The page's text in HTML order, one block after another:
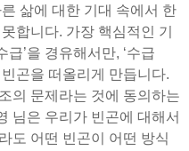
삶에 대한 기대 속에서 한
합니다. 가장 핵심적인 기
’을 경유해서만, ‘수급
곤을 떠올리게 만듭니다.
의 문제라는 것에 동의하는
님은 우리가 빈곤에 대해서
도 어떤 빈곤이 어떤 방식